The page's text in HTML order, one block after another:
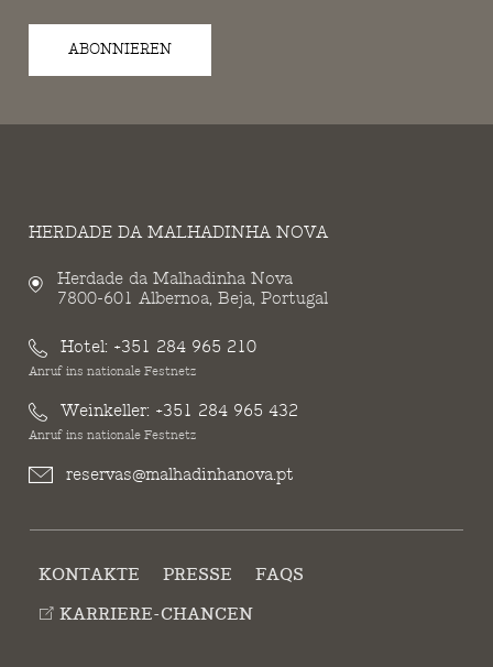
ABONNIEREN
HERDADE DA MALHADINHA NOVA
Herdade da Malhadinha Nova
7800-601 Albernoa, Beja, Portugal
Hotel: +351 284 965 210
Anruf ins nationale Festnetz
Weinkeller: +351 284 965 432
Anruf ins nationale Festnetz
reservas@malhadinhanova.pt
KONTAKTE PRESSE
FAQS
KARRIERE-CHANCEN